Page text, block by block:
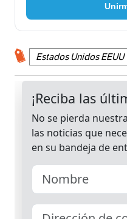
Estados Unidos EEUU